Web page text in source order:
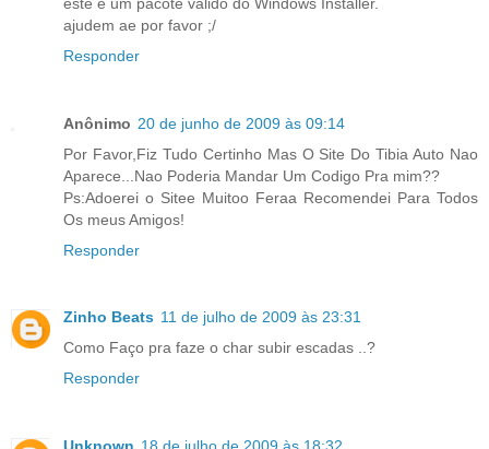
ajudem ae por favor ;/
Responder
Anônimo 20 de junho de 2009 às 09:14
Por Favor,Fiz Tudo Certinho Mas O Site Do Tibia Auto Nao
Aparece...Nao Poderia Mandar Um Codigo Pra mim??
Ps:Adoerei o Sitee Muitoo Feraa Recomendei Para Todos
Os meus Amigos!
Responder
Zinho Beats 11 de julho de 2009 às 23:31
Como Faço pra faze o char subir escadas ..?
Responder